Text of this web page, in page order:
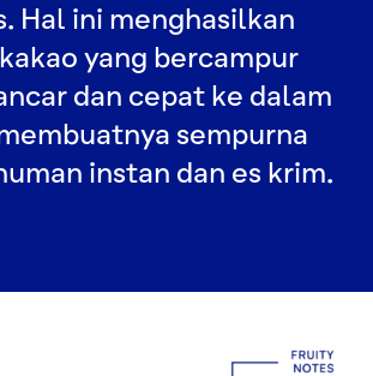
Hal ini menghasilkan
yang bercampur
dan cepat ke dalam
sempurna
instan dan es krim.